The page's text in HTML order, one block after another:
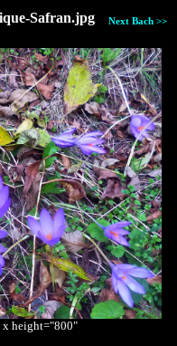
Safran.jpg Next Bach >>
height="800"